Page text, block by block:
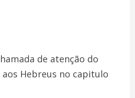
de atenção do
Hebreus no capitulo